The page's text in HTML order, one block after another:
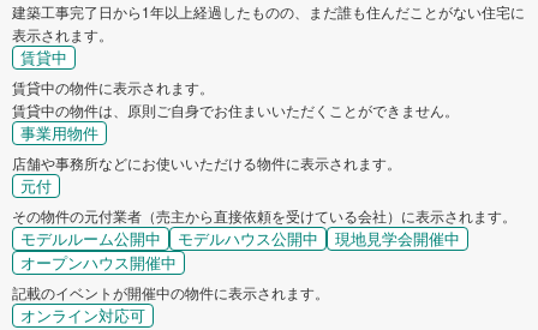
建築工事完了日から1年以上経過したものの、まだ誰も住んだことがない住宅に
表示されます。
賃貸中
賃貸中の物件に表示されます。
賃貸中の物件は、原則ご自身でお住まいいただくことができません。
事業用物件
店舗や事務所などにお使いいただける物件に表示されます。
元付
その物件の元付業者（売主から直接依頼を受けている会社）に表示されます。
モデルルーム公開中 モデルハウス公開中
現地見学会開催中
オープンハウス開催中
記載のイベントが開催中の物件に表示されます。
オンライン対応可